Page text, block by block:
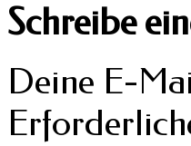
Schreibe
Deine E-